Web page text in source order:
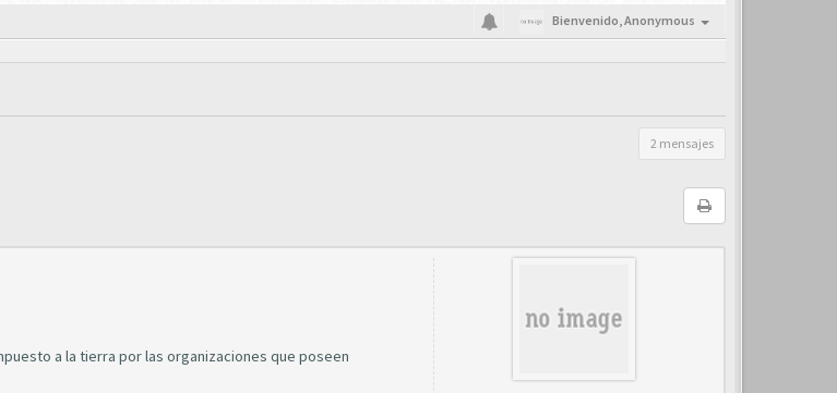
Bienvenido,Anonymous
2 mensajes
a la tierra por las organizaciones que poseen